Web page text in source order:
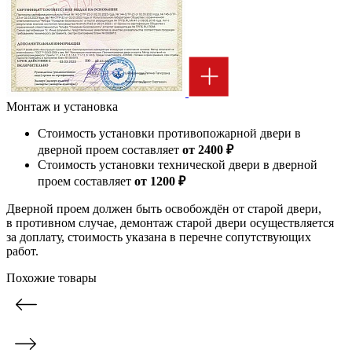
Монтаж и установка
Стоимость установки противопожарной двери в
дверной проем составляет от 2400 ₽
Стоимость установки технической двери в дверной
проем составляет от 1200 ₽
Дверной проем должен быть освобождён от старой двери,
в противном случае, демонтаж старой двери осуществляется
за доплату, стоимость указана в перечне сопутствующих
работ.
Похожие товары